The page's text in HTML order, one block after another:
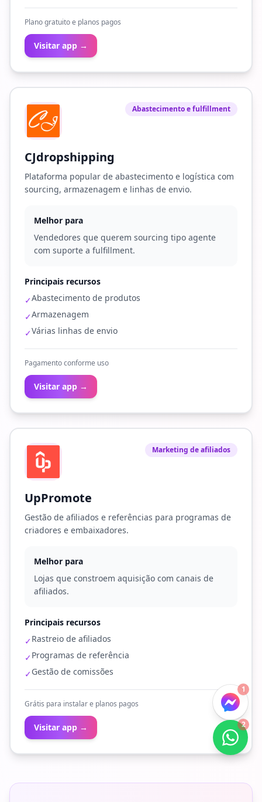
Plano gratuito e planos pagos
Visitar app →
Abastecimento e fulfillment
CJdropshipping
Plataforma popular de abastecimento e logística com
sourcing, armazenagem e linhas de envio.
Melhor para
Vendedores que querem sourcing tipo agente
com suporte a fulfillment.
Principais recursos
✓Abastecimento de produtos
✓Armazenagem
✓Várias linhas de envio
Pagamento conforme uso
Visitar app →
Marketing de afiliados
UpPromote
Gestão de afiliados e referências para programas de
criadores e embaixadores.
Melhor para
Lojas que constroem aquisição com canais de
afiliados.
Principais recursos
✓Rastreio de afiliados
✓Programas de referência
✓Gestão de comissões
Grátis para instalar e planos pagos
Visitar app →
1
2